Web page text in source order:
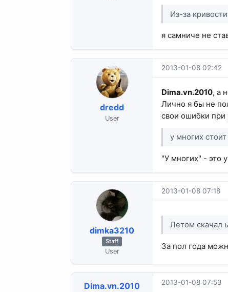
Из-за
я самниче не
dredd
User
2013-01-08 02:42
Dima.vn.2010, а
Лично я бы не
свои ошибки при
у многих
"У многих" - это
dimka3210
Staff
User
2013-01-08 07:18
Летом скачал
За пол года
Dima.vn.2010 2013-01-08 07:53